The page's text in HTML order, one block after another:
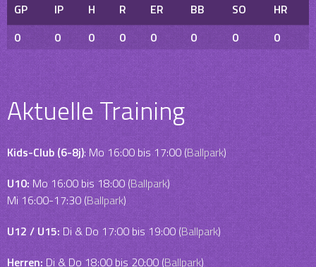
GP IP H R ER BB SO
HR
0
0 0 0 0 0 0 0
Aktuelle Training
Kids-Club (6-8j): Mo 16:00 bis 17:00 (Ballpark)
U10:Mo 16:00 bis 18:00 (Ballpark)
Mi 16:00-17:30 (Ballpark)
U12 / U15: Di & Do 17:00 bis 19:00 (Ballpark)
Herren: Di & Do 18:00 bis 20:00 (Ballpark)